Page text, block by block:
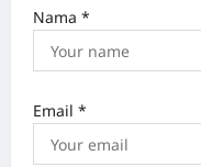
Nama *
Email *